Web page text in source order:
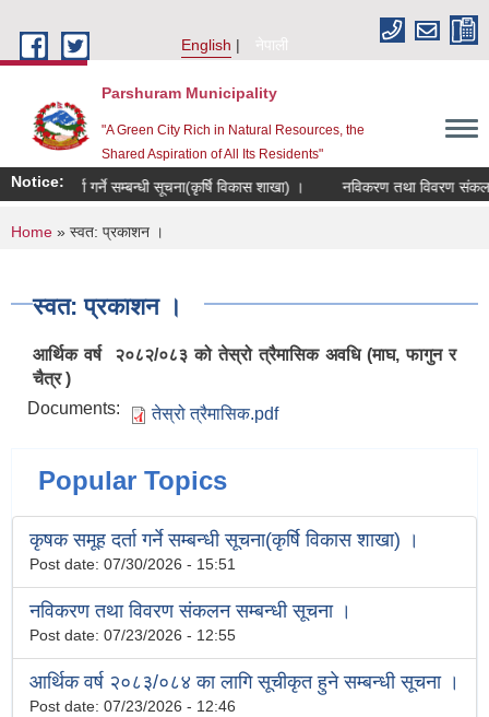
English
नेपाली
Parshuram Municipality
"A Green City Rich in Natural Resources, the
Shared Aspiration of All Its Residents"
Notice:
समूह दर्ता गर्ने सम्बन्धी सूचना(कृर्षि विकास शाखा) । नविकरण तथा विवरण संकलन
You are here
Home » स्वत: प्रकाशन ।
स्वत: प्रकाशन ।
आर्थिक वर्ष २०८२/०८३ को तेस्रो त्रैमासिक अवधि (माघ, फागुन र
चैत्र )
Documents:
तेस्रो त्रैमासिक.pdf
Popular Topics
कृषक समूह दर्ता गर्ने सम्बन्धी सूचना(कृर्षि विकास शाखा) ।
Post date: 07/30/2026 - 15:51
नविकरण तथा विवरण संकलन सम्बन्धी सूचना ।
Post date: 07/23/2026 - 12:55
आर्थिक वर्ष २०८३/०८४ का लागि सूचीकृत हुने सम्बन्धी सूचना ।
Post date: 07/23/2026 - 12:46